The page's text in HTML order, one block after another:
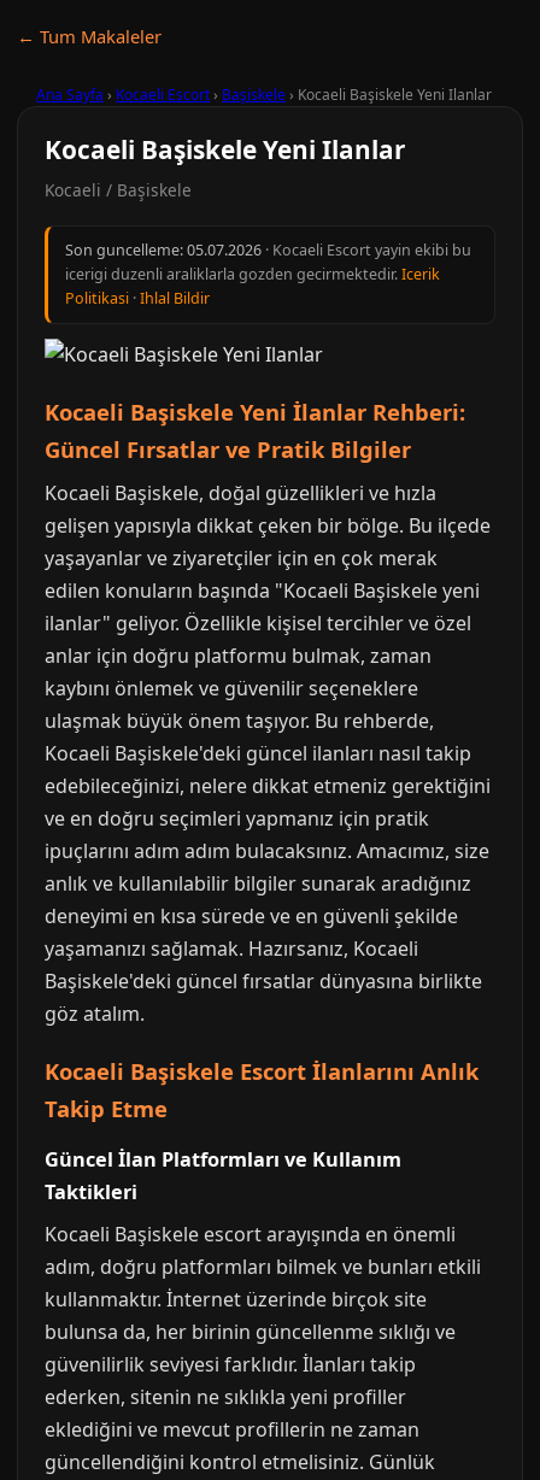
← Tum Makaleler
Ana Sayfa › Kocaeli Escort› Başiskele› Kocaeli Başiskele Yeni Ilanlar
Kocaeli Başiskele Yeni Ilanlar
Kocaeli / Başiskele
Son guncelleme:05.07.2026 · Kocaeli Escort yayin ekibi bu
icerigi duzenli araliklarla gozden gecirmektedir.Icerik
Politikasi ·Ihlal Bildir
Kocaeli Başiskele Yeni İlanlar Rehberi:
Güncel Fırsatlar ve Pratik Bilgiler
Kocaeli Başiskele, doğal güzellikleri ve hızla
gelişen yapısıyla dikkat çeken bir bölge. Bu ilçede
yaşayanlar ve ziyaretçiler için en çok merak
edilen konuların başında "Kocaeli Başiskele yeni
ilanlar" geliyor. Özellikle kişisel tercihler ve özel
anlar için doğru platformu bulmak, zaman
kaybını önlemek ve güvenilir seçeneklere
ulaşmak büyük önem taşıyor. Bu rehberde,
Kocaeli Başiskele'deki güncel ilanları nasıl takip
edebileceğinizi, nelere dikkat etmeniz gerektiğini
ve en doğru seçimleri yapmanız için pratik
ipuçlarını adım adım bulacaksınız. Amacımız, size
anlık ve kullanılabilir bilgiler sunarak aradığınız
deneyimi en kısa sürede ve en güvenli şekilde
yaşamanızı sağlamak. Hazırsanız, Kocaeli
Başiskele'deki güncel fırsatlar dünyasına birlikte
göz atalım.
Kocaeli Başiskele Escort İlanlarını Anlık
Takip Etme
Güncel İlan Platformları ve Kullanım
Taktikleri
Kocaeli Başiskele escort arayışında en önemli
adım, doğru platformları bilmek ve bunları etkili
kullanmaktır. İnternet üzerinde birçok site
bulunsa da, her birinin güncellenme sıklığı ve
güvenilirlik seviyesi farklıdır. İlanları takip
ederken, sitenin ne sıklıkla yeni profiller
eklediğini ve mevcut profillerin ne zaman
güncellendiğini kontrol etmelisiniz. Günlük